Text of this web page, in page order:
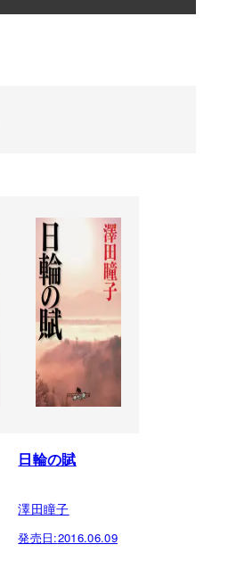
日輪の賦
澤田瞳子
発売日:2016.06.09